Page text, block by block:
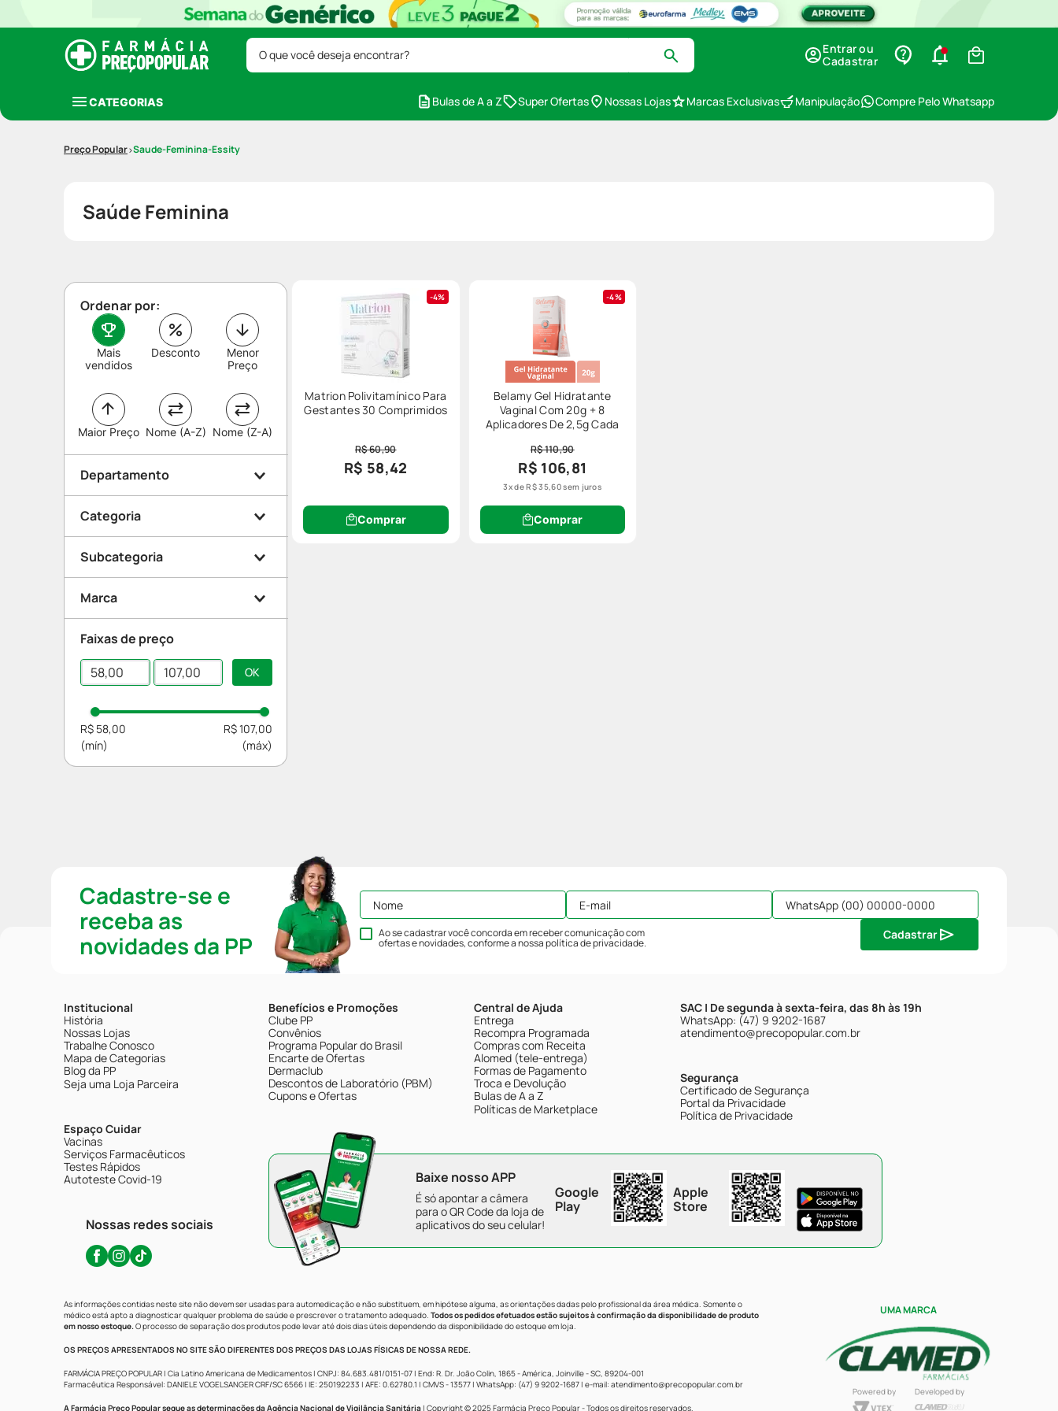
O que você deseja encontrar?
Entrar ou
Cadastrar
CATEGORIAS Bulas de A a Z Super Ofertas Nossas Lojas Marcas Exclusivas Manipulação Compre Pelo Whatsapp
Saude-Feminina-Essity
Saúde Feminina
Ordenar por:
Mais
vendidos
Desconto
Maior Preço
Menor
Preço
Nome (A-Z) Nome (Z-A)
Departamento
Medicamentos
Higiene
Categoria
Vitaminas e Suplementos
Higiene íntima
Subcategoria
Suplemento para Gestação
Gel Hidratante Íntimo
Marca
Matrion
Belamy
Faixas de preço
R$ 58,00 R$ 107,00
4%
Matrion Polivitamínico Para
Gestantes 30 Comprimidos
R$ 60,90
R$ 58,42
Comprar
4%
Belamy Gel Hidratante
Vaginal Com 20g + 8
Aplicadores De 2,5g Cada
R$ 110,90
R$ 106,81
3x deR$35,60sem juros
Comprar
Cadastre-se e
receba as
novidades da PP
Ao se cadastrar você concorda em receber comunicação com
ofertas e novidades, conforme a nossapolítica de privacidade.
Cadastrar
Institucional
História
Nossas Lojas
Trabalhe Conosco
Mapa de Categorias
Blog da PP
Seja uma Loja Parceira
Espaço Cuidar
Vacinas
Serviços Farmacêuticos
Testes Rápidos
Autoteste Covid-19
Nossas redes sociais
Benefícios e Promoções
Clube PP
Convênios
Programa Popular do Brasil
Encarte de Ofertas
Dermaclub
Descontos de Laboratório (PBM)
Cupons e Ofertas
Central de Ajuda
Entrega
Recompra Programada
Compras com Receita
Alomed (tele-entrega)
Formas de Pagamento
Troca e Devolução
Bulas de A a Z
Políticas de Marketplace
SAC | De segunda à sexta-feira, das 8h às 19h
WhatsApp: (47) 9 9202-1687
atendimento@precopopular.com.br
Segurança
Certificado de Segurança
Portal da Privacidade
Política de Privacidade
Baixe nosso APP
É só apontar a câmera
para o QR Code da loja de
aplicativos do seu celular!
Google
Play
Apple
Store
As informações contidas neste site não devem ser usadas para automedicação e não substituem, em hipótese alguma, as orientações dadas pelo profissional da área médica. Somente o
médico está apto a diagnosticar qualquer problema de saúde e prescrever o tratamento adequado. Todos os pedidos efetuados estão sujeitos à confirmação da disponibilidade de produto
em nosso estoque.O processo de separação dos produtos pode levar até dois dias úteis dependendo da disponibilidade do estoque em loja.
OS PREÇOS APRESENTADOS NO SITE SÃO DIFERENTES DOS PREÇOS DAS LOJAS FÍSICAS DE NOSSA REDE.
FARMÁCIA PREÇO POPULAR | Cia Latino Americana de Medicamentos | CNPJ: 84.683.481/0151-07 | End: R. Dr. João Colin, 1865 - América, Joinville - SC, 89204-001
Farmacêutica Responsável: DANIELE VOGELSANGER CRF/SC 6566 | IE: 250192233 | AFE: 0.62780.1 | CMVS - 13577 | WhatsApp: (47) 9 9202-1687 | e-mail: atendimento@precopopular.com.br
A Farmácia Preço Popular segue as determinações da Agência Nacional de Vigilância Sanitária | Copyright © 2025 Farmácia Preço Popular - Todos os direitos reservados.
UMA MARCA
Powered by Developed by